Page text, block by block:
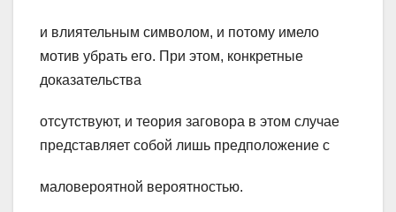
и влиятельным символом, и потому имело
мотив убрать его. При этом, конкретные
доказательства
отсутствуют, и теория заговора в этом случае
представляет собой лишь предположение с
маловероятной вероятностью.